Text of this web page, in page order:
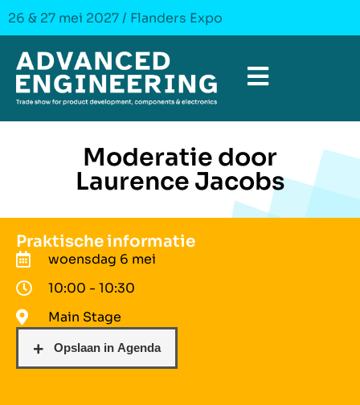
26 & 27 mei 2027 / Flanders Expo
Moderatie door
Laurence Jacobs
Praktische informatie
woensdag 6 mei
10:00 - 10:30
Main Stage